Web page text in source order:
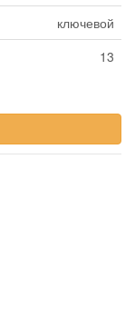
ключевой
13